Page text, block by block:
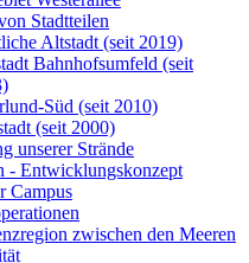
Stadtteilen
Altstadt (seit 2019)
Bahnhofsumfeld (seit
Süd (seit 2010)
(seit 2000)
unserer Strände
- Entwicklungskonzept
Campus
zwischen den Meeren